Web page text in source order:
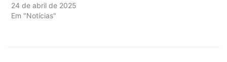
24 de abril de 2025
Em "Notícias"